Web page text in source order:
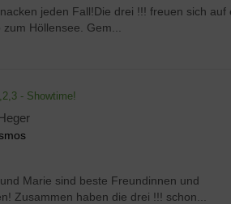
jeden Fall!Die drei !!! freuen sich auf
Höllensee. Gem...
- Showtime!
Marie sind beste Freundinnen und
Zusammen haben die drei !!! schon...